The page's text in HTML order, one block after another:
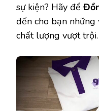
sự kiện? Hãy để
đến cho bạn
chất lượng vượt trội.